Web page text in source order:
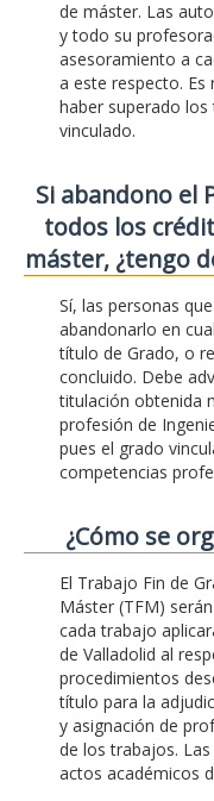
de máster. Las
y todo su
asesoramiento a
a este respecto.
haber superado
vinculado.
Si abandono el
todos los
máster, ¿tengo
Sí, las personas
abandonarlo en
título de Grado, o
concluido. Debe
titulación obtenida
profesión de
pues el grado
competencias
¿Cómo se
El Trabajo Fin de
Máster (TFM)
cada trabajo
de Valladolid al
procedimientos
título para la
y asignación de
de los trabajos.
actos académicos